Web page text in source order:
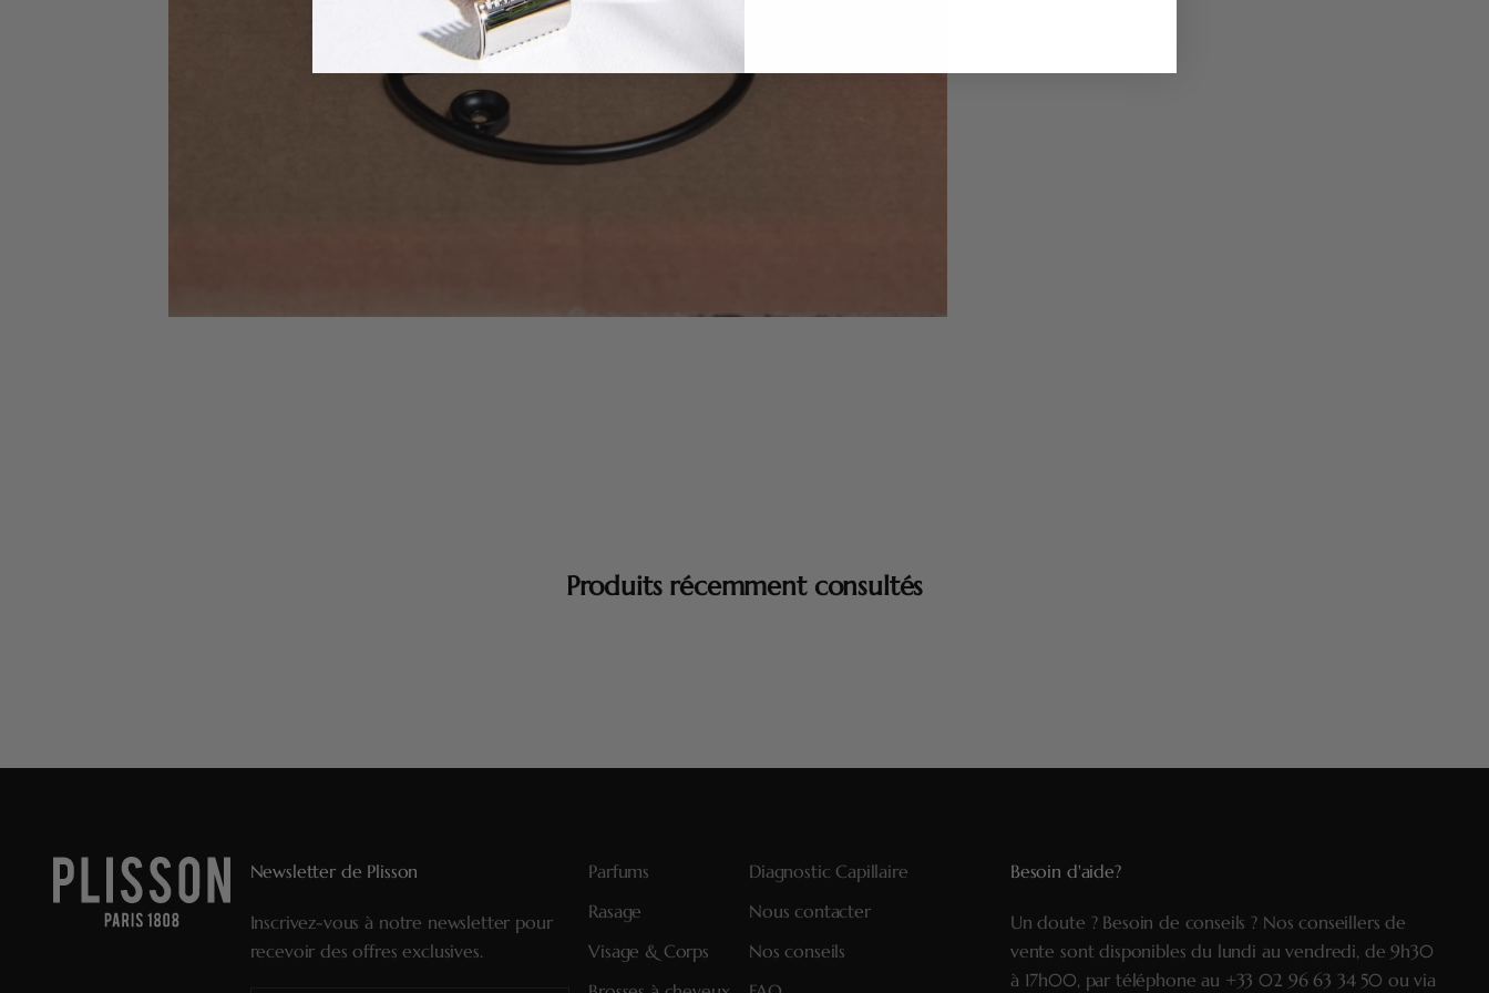
Produits récemment consultés
Newsletter de Plisson
Inscrivez-vous à notre newsletter pour
recevoir des offres exclusives.
Parfums
Rasage
Visage & Corps
Diagnostic Capillaire
Nous contacter
Nos conseils
Besoin d'aide?
Un doute ? Besoin de conseils ? Nos conseillers de
vente sont disponibles du lundi au vendredi, de 9h30
à 17h00, par téléphone au +33 02 96 63 34 50 ou via